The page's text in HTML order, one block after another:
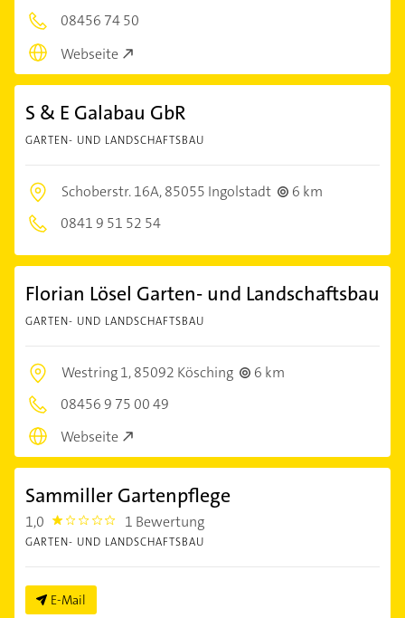
08456 74 50
Webseite
S & E Galabau GbR
GARTEN- UND LANDSCHAFTSBAU
Schoberstr. 16A,85055 Ingolstadt
6 km
0841 9 51 52 54
Florian Lösel Garten- und Landschaftsbau
GARTEN- UND LANDSCHAFTSBAU
Westring 1,85092 Kösching
6 km
08456 9 75 00 49
Webseite
Sammiller Gartenpflege
1,0 1.0 1 Bewertung
GARTEN- UND LANDSCHAFTSBAU
E-Mail